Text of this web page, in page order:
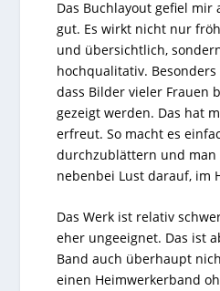
Das Buchlayout gefiel mir
gut. Es wirkt nicht nur
und übersichtlich,
hochqualitativ.
dass Bilder vieler Frauen
gezeigt werden. Das hat
erfreut. So macht es
durchzublättern und man
nebenbei Lust darauf, im
Das Werk ist relativ
eher ungeeignet. Das ist
Band auch überhaupt
einen Heimwerkerband